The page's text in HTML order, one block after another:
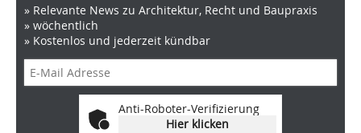
» Relevante News zu Architektur, Recht und Baupraxis
» wöchentlich
» Kostenlos und jederzeit kündbar
Anti-Roboter-Verifizierung
Hier klicken